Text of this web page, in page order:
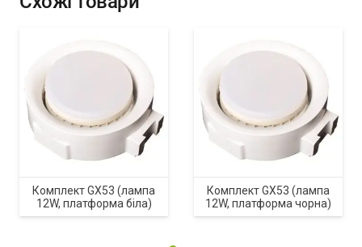
Комплект GX53 (лампа
12W, платформа біла)
Комплект GX53 (лампа
12W, платформа чорна)